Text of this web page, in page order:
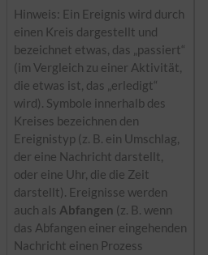
Hinweis: Ein Ereignis wird durch
einen Kreis dargestellt und
bezeichnet etwas, das „passiert“
(im Vergleich zu einer Aktivität,
die etwas ist, das „erledigt“
wird). Symbole innerhalb des
Kreises bezeichnen den
Ereignistyp (z. B. ein Umschlag,
der eine Nachricht darstellt,
oder eine Uhr, die die Zeit
darstellt). Ereignisse werden
auch als Abfangen (z. B. wenn
das Abfangen einer eingehenden
Nachricht einen Prozess